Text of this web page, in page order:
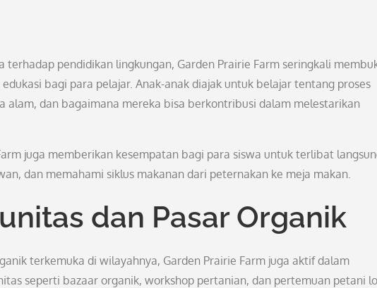
pendidikan lingkungan, Garden Prairie Farm seringkali
bagi para pelajar. Anak-anak diajak untuk belajar tentang proses
alam, dan bagaimana mereka bisa berkontribusi dalam melestarikan
juga memberikan kesempatan bagi para siswa untuk terlibat
dan memahami siklus makanan dari peternakan ke meja makan.
dan Pasar Organik
terkemuka di wilayahnya, Garden Prairie Farm juga aktif dalam
seperti bazaar organik, workshop pertanian, dan pertemuan petani